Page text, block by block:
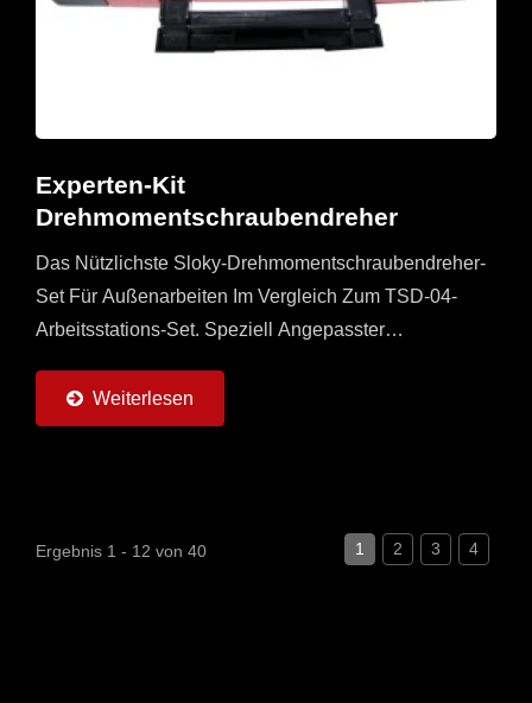
Experten-Kit
Drehmomentschraubendreher
Das Nützlichste Sloky-Drehmomentschraubendreher-
Set Für Außenarbeiten Im Vergleich Zum TSD-04-
Arbeitsstations-Set. Speziell Angepasster
Drehmomentschraubendrehern (0,6 ~ 6 Nm) Und
Jeweils...
Weiterlesen
Ergebnis 1 - 12 von 40 1 2 3 4